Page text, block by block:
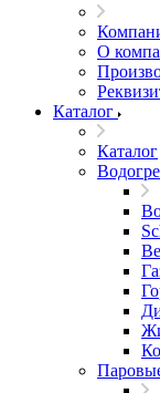
О
Каталог
Каталог